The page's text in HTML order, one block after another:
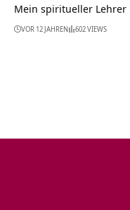
Mein spiritueller Lehrer
VOR 12 JAHREN 602 VIEWS